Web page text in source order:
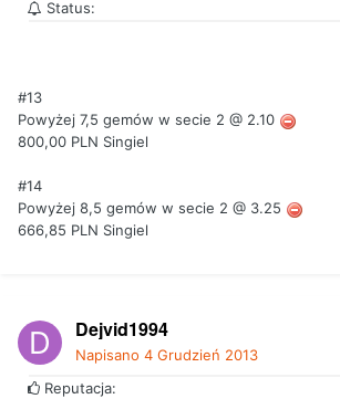
Status:
#13
Powyżej 7,5 gemów w secie 2 @ 2.10
800,00 PLN Singiel
#14
Powyżej 8,5 gemów w secie 2 @ 3.25
666,85 PLN Singiel
Dejvid1994
Napisano 4 Grudzień 2013
Reputacja: